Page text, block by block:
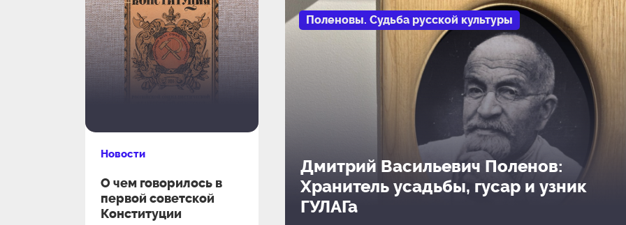
Новости
О чем говорилось в
первой советской
Конституции
Поленовы. Судьба русской культуры
Дмитрий Васильевич Поленов:
Хранитель усадьбы, гусар и узник
ГУЛАГа